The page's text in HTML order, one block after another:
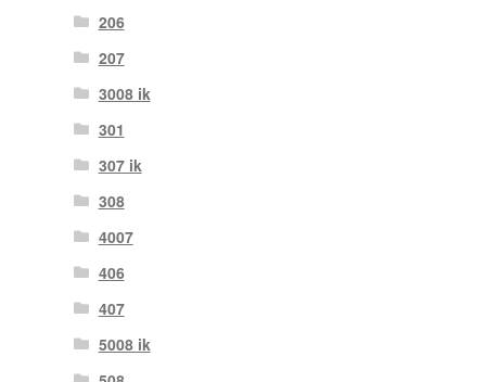
206
207
3008 ik
301
307 ik
308
4007
406
407
5008 ik